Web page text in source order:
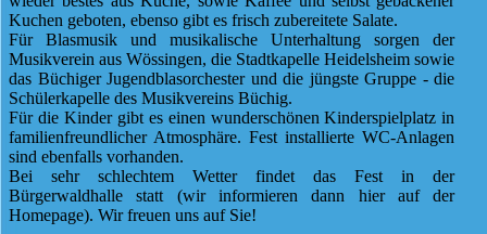
Kuchen geboten, ebenso gibt es frisch zubereitete Salate.
Für Blasmusik und musikalische Unterhaltung sorgen der
Musikverein aus Wössingen, die Stadtkapelle Heidelsheim sowie
das Büchiger Jugendblasorchester und die jüngste Gruppe - die
Schülerkapelle des Musikvereins Büchig.
Für die Kinder gibt es einen wunderschönen Kinderspielplatz in
familienfreundlicher Atmosphäre. Fest installierte WC-Anlagen
sind ebenfalls vorhanden.
Bei sehr schlechtem Wetter findet das Fest in der
Bürgerwaldhalle statt (wir informieren dann hier auf der
Homepage). Wir freuen uns auf Sie!